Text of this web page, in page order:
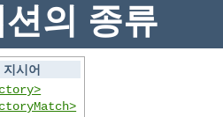
의 종류
시어